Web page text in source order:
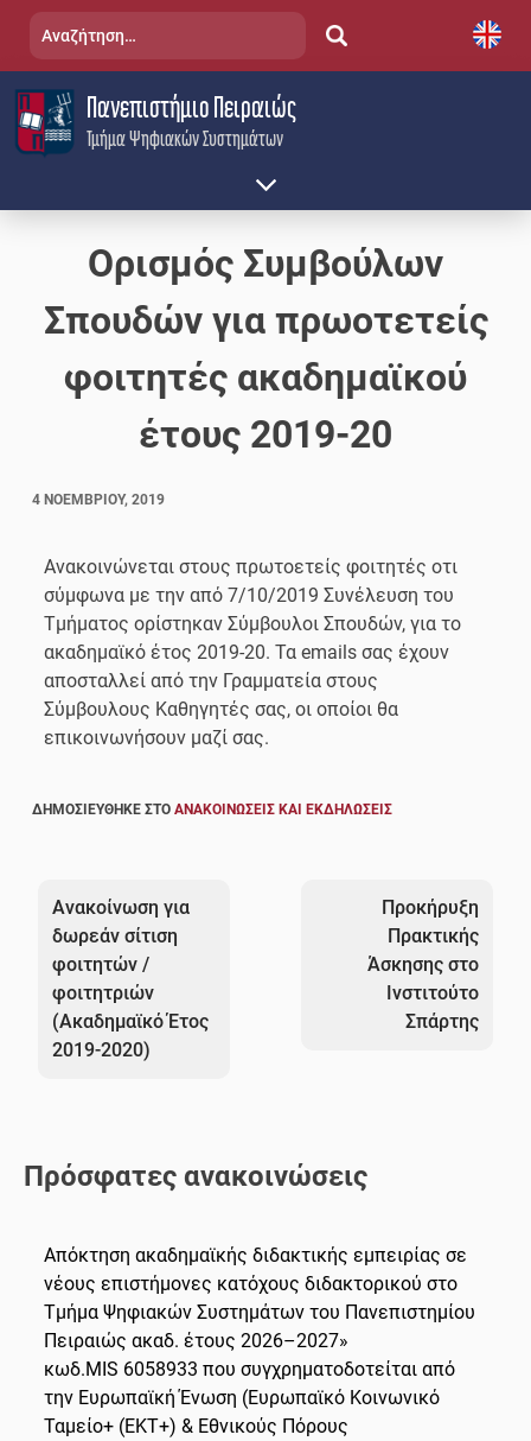
content
Τμήμα Ψηφιακών Συστημάτων
Πανεπιστήμιο Πειραιώς
Αναζήτηση
Ορισμός Συμβούλων
Σπουδών για πρωοτετείς
φοιτητές ακαδημαϊκού
έτους 2019-20
4 ΝΟΕΜΒΡΊΟΥ, 2019
Ανακοινώνεται στους πρωτοετείς φοιτητές οτι
σύμφωνα με την από 7/10/2019 Συνέλευση του
Τμήματος ορίστηκαν Σύμβουλοι Σπουδών, για το
ακαδημαϊκό έτος 2019-20. Τα emails σας έχουν
αποσταλλεί από την Γραμματεία στους
Σύμβουλους Καθηγητές σας, οι οποίοι θα
επικοινωνήσουν μαζί σας.
ΔΗΜΟΣΙΕΎΘΗΚΕ ΣΤΟΑΝΑΚΟΙΝΏΣΕΙΣ ΚΑΙ ΕΚΔΗΛΏΣΕΙΣ
άρθρων
Ανακοίνωση για
δωρεάν σίτιση
φοιτητών /
φοιτητριών
(Ακαδημαϊκό Έτος
2019-2020)
Προκήρυξη
Πρακτικής
Άσκησης στο
Ινστιτούτο
Σπάρτης
Πρόσφατες ανακοινώσεις
Απόκτηση ακαδημαϊκής διδακτικής εμπειρίας σε
νέους επιστήμονες κατόχους διδακτορικού στο
Τμήμα Ψηφιακών Συστημάτων του Πανεπιστημίου
Πειραιώς ακαδ. έτους 2026–2027»
κωδ.MIS 6058933 που συγχρηματοδοτείται από
την Ευρωπαϊκή Ένωση (Ευρωπαϊκό Κοινωνικό
Ταμείο+ (ΕΚΤ+) & Εθνικούς Πόρους